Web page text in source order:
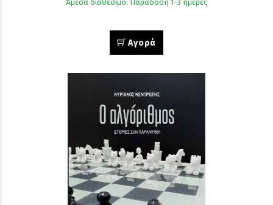
Άμεσα διαθέσιμο. Παράδοση 1-3 ημέρες
Αγορά